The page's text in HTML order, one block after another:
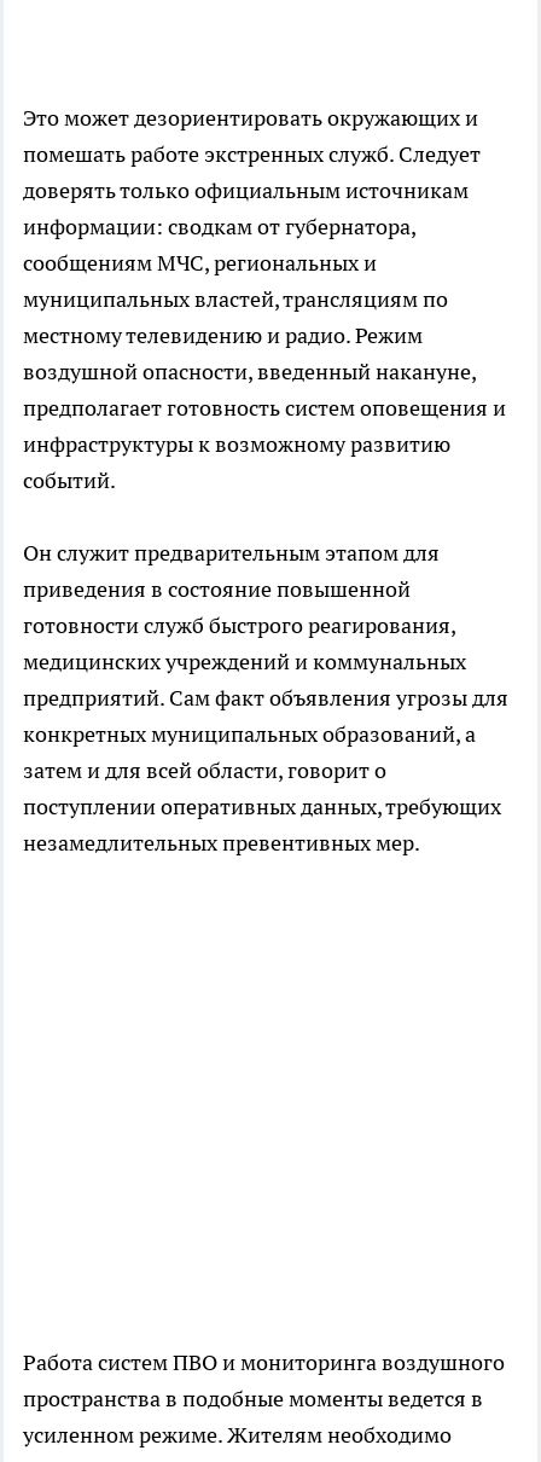
Это может дезориентировать окружающих и
помешать работе экстренных служб. Следует
доверять только официальным источникам
информации: сводкам от губернатора,
сообщениям МЧС, региональных и
муниципальных властей, трансляциям по
местному телевидению и радио. Режим
воздушной опасности, введенный накануне,
предполагает готовность систем оповещения и
инфраструктуры к возможному развитию
событий.
Он служит предварительным этапом для
приведения в состояние повышенной
готовности служб быстрого реагирования,
медицинских учреждений и коммунальных
предприятий. Сам факт объявления угрозы для
конкретных муниципальных образований, а
затем и для всей области, говорит о
поступлении оперативных данных, требующих
незамедлительных превентивных мер.
Работа систем ПВО и мониторинга воздушного
пространства в подобные моменты ведется в
усиленном режиме. Жителям необходимо